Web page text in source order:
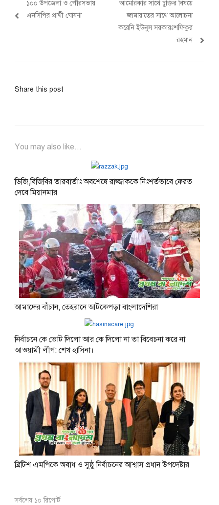
navigation
Previous
post:
১০০ উপজেলা ও পৌরসভায়
এনসিপির প্রার্থী ঘোষণা
Next
post:
আমেরিকার সাথে চুক্তির বিষয়ে
জামায়াতের সাথে আলোচনা
করেনি ইউনুস সরকারঃশফিকুর
রহমান
Share this post
You may also like...
ডিজি,বিজিবির তারবার্তাঃ অবশেষে রাজ্জাককে নিঃশর্তভাবে ফেরত
দেবে মিয়ানমার
আমাদের বাঁচান, তেহরানে আটকেপড়া বাংলাদেশিরা
নির্বাচনে কে ভোট দিলো আর কে দিলো না তা বিবেচনা করে না
আওয়ামী লীগ: শেখ হাসিনা।
ব্রিটিশ এমপিকে অবাধ ও সুষ্ঠু নির্বাচনের আশ্বাস প্রধান উপদেষ্টার
সর্বশেষ ১০ রিপোর্ট